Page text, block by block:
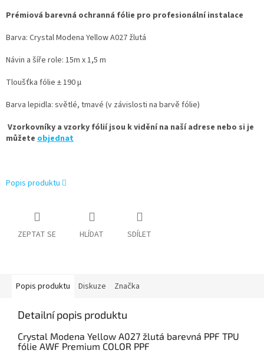
Prémiová barevná ochranná fólie pro profesionální instalace
Barva: Crystal Modena Yellow A027 žlutá
Návin a šíře role: 15m x 1,5 m
Tloušťka fólie ± 190 µ
Barva lepidla: světlé, tmavé (v závislosti na barvě fólie)
Vzorkovníky a vzorky fólií jsou k vidění na naší adrese nebo si je
můžete objednat
Popis produktu
ZEPTAT SE HLÍDAT SDÍLET
Popis produktu Diskuze Značka
Detailní popis produktu
Crystal Modena Yellow A027 žlutá barevná PPF TPU
fólie AWF Premium COLOR PPF